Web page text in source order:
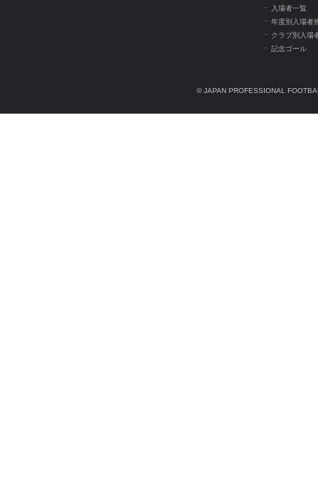
入場者一覧
年度別入場者
クラブ別入場
記念ゴール
© JAPAN PROFESSIONAL